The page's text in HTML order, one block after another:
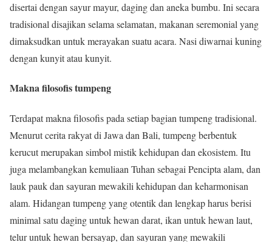
disertai dengan sayur mayur, daging dan aneka bumbu. Ini secara
tradisional disajikan selama selamatan, makanan seremonial yang
dimaksudkan untuk merayakan suatu acara. Nasi diwarnai kuning
dengan kunyit atau kunyit.
Makna filosofis tumpeng
Terdapat makna filosofis pada setiap bagian tumpeng tradisional.
Menurut cerita rakyat di Jawa dan Bali, tumpeng berbentuk
kerucut merupakan simbol mistik kehidupan dan ekosistem. Itu
juga melambangkan kemuliaan Tuhan sebagai Pencipta alam, dan
lauk pauk dan sayuran mewakili kehidupan dan keharmonisan
alam. Hidangan tumpeng yang otentik dan lengkap harus berisi
minimal satu daging untuk hewan darat, ikan untuk hewan laut,
telur untuk hewan bersayap, dan sayuran yang mewakili